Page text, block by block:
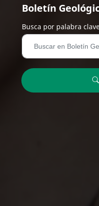
Boletín
Busca por palabra